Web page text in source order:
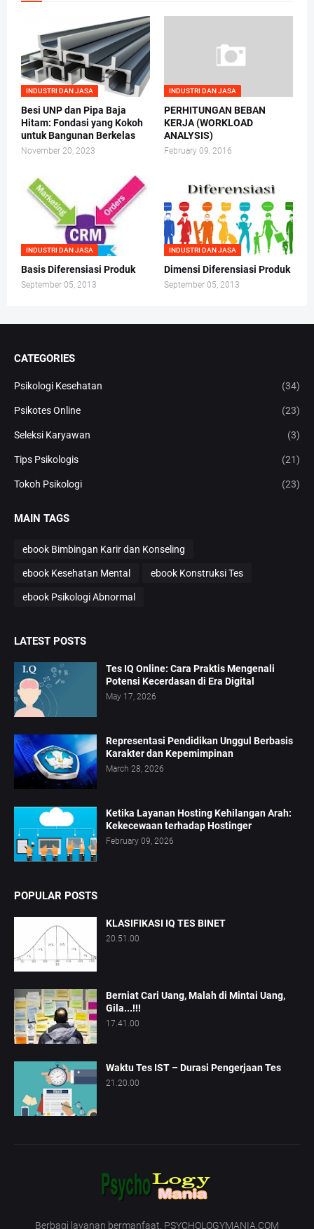
INDUSTRI DAN JASA
Besi UNP dan Pipa Baja
Hitam: Fondasi yang Kokoh
untuk Bangunan Berkelas
November 20, 2023
INDUSTRI DAN JASA
PERHITUNGAN BEBAN
KERJA (WORKLOAD
ANALYSIS)
February 09, 2016
INDUSTRI DAN JASA
Basis Diferensiasi Produk
September 05, 2013
INDUSTRI DAN JASA
Dimensi Diferensiasi Produk
September 05, 2013
CATEGORIES
Psikologi Kesehatan (34)
Psikotes Online (23)
Seleksi Karyawan (3)
Tips Psikologis (21)
Tokoh Psikologi (23)
MAIN TAGS
ebook Bimbingan Karir dan Konseling
ebook Kesehatan Mental ebook Konstruksi Tes
ebook Psikologi Abnormal
LATEST POSTS
Tes IQ Online: Cara Praktis Mengenali
Potensi Kecerdasan di Era Digital
May 17, 2026
Representasi Pendidikan Unggul Berbasis
Karakter dan Kepemimpinan
March 28, 2026
Ketika Layanan Hosting Kehilangan Arah:
Kekecewaan terhadap Hostinger
February 09, 2026
POPULAR POSTS
KLASIFIKASI IQ TES BINET
20.51.00
Berniat Cari Uang, Malah di Mintai Uang,
Gila...!!!
17.41.00
Waktu Tes IST – Durasi Pengerjaan Tes
21.20.00
Berbagi layanan bermanfaat. PSYCHOLOGYMANIA.COM